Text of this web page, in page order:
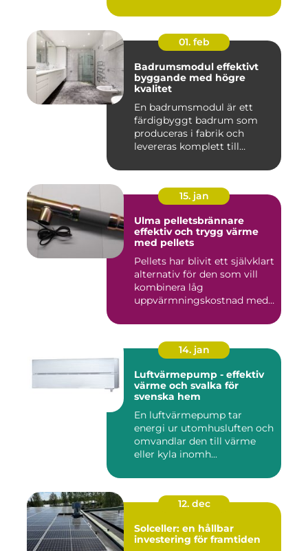
01. feb
Badrumsmodul effektivt
byggande med högre
kvalitet
En badrumsmodul är ett
färdigbyggt badrum som
produceras i fabrik och
levereras komplett till
15. jan
Ulma pelletsbrännare
effektiv och trygg värme
med pellets
Pellets har blivit ett självklart
alternativ för den som vill
kombinera låg
uppvärmningskostnad med
14. jan
Luftvärmepump - effektiv
värme och svalka för
svenska hem
En luftvärmepump tar
energi ur utomhusluften och
omvandlar den till värme
eller kyla inomh...
12. dec
Solceller: en hållbar
investering för framtiden